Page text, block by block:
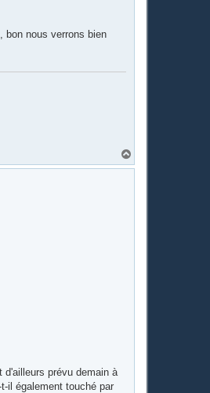
bon nous verrons bien
a
prévu demain à
il également touché par